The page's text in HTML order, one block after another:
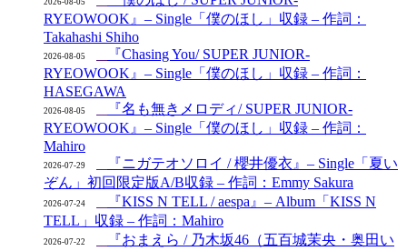
2026-08-05
RYEOWOOK』– Single「僕のほし」収録 – 作詞：
Takahashi Shiho
2026-08-05
『Chasing You/ SUPER JUNIOR-
RYEOWOOK』– Single「僕のほし」収録 – 作詞：
HASEGAWA
2026-08-05
『名も無きメロディ/ SUPER JUNIOR-
RYEOWOOK』– Single「僕のほし」収録 – 作詞：
Mahiro
2026-07-29
『ニガテオソロイ / 櫻井優衣』– Single「夏い
ぞん」初回限定版A/B収録 – 作詞：Emmy Sakura
2026-07-24
『KISS N TELL / aespa』– Album「KISS N
TELL」収録 – 作詞：Mahiro
2026-07-22
『おまえら / 乃木坂46（五百城茉央・奥田い